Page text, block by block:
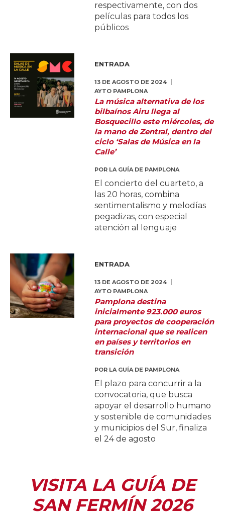
respectivamente, con dos
películas para todos los
públicos
ENTRADA
13 DE AGOSTO DE 2024
AYTO PAMPLONA
La música alternativa de los
bilbaínos Airu llega al
Bosquecillo este miércoles, de
la mano de Zentral, dentro del
ciclo ‘Salas de Música en la
Calle’
POR LA GUÍA DE PAMPLONA
El concierto del cuarteto, a
las 20 horas, combina
sentimentalismo y melodías
pegadizas, con especial
atención al lenguaje
ENTRADA
13 DE AGOSTO DE 2024
AYTO PAMPLONA
Pamplona destina
inicialmente 923.000 euros
para proyectos de cooperación
internacional que se realicen
en países y territorios en
transición
POR LA GUÍA DE PAMPLONA
El plazo para concurrir a la
convocatoria, que busca
apoyar el desarrollo humano
y sostenible de comunidades
y municipios del Sur, finaliza
el 24 de agosto
VISITA LA GUÍA DE
SAN FERMÍN 2026